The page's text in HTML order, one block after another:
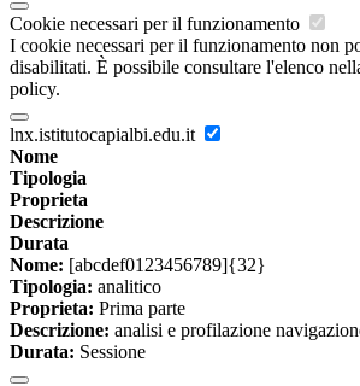
Cookie necessari per il funzionamento
I cookie necessari per il funzionamento non
disabilitati. È possibile consultare l'elenco
policy.
lnx.istitutocapialbi.edu.it
Nome
Tipologia
Proprieta
Descrizione
Durata
Nome: [abcdef0123456789]{32}
Tipologia: analitico
Proprieta: Prima parte
Descrizione: analisi e profilazione
Durata: Sessione